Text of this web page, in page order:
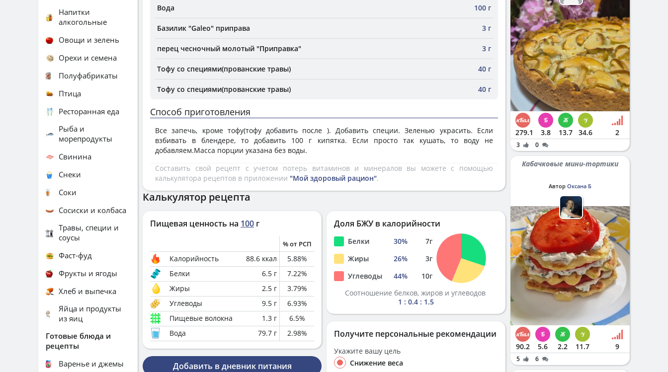
Вода 100 г
Базилик "Galeo" приправа 3 г
перец чесночный молотый "Приправка" 3 г
Тофу со специями(прованские травы) 40 г
Тофу со специями(прованские травы) 40 г
Способ приготовления
Все запечь, кроме тофу(тофу добавить после ). Добавить специи. Зеленью украсить. Если
взбивать в блендере, то добавить 100 г кипятка. Если просто так кушать, то воду не
добавляем.Масса порции указана без воды.
Составить свой рецепт с учетом потерь витаминов и минералов вы можете с помощью
калькулятора рецептов в приложении "Мой здоровый рацион".
Калькулятор рецепта
Пищевая ценность на 100 г
% от РСП
Калорийность 88.6 ккал 5.88%
Белки
6.5 г 7.22%
Жиры
2.5 г 3.79%
Углеводы
9.5 г 6.93%
Пищевые волокна
1.3 г 6.5%
Вода
79.7 г 2.98%
Добавить в дневник питания
Доля БЖУ в калорийности
Белки 30% 7г
Жиры
26% 3г
Углеводы
44% 10г
Соотношение белков, жиров и углеводов
1 : 0.4 : 1.5
Получите персональные рекомендации
Укажите вашу цель
Снижение веса
Напитки
алкогольные
Овощи и зелень
Орехи и семена
Полуфабрикаты
Птица
Ресторанная еда
Рыба и
морепродукты
Свинина
Снеки
Соки
Сосиски и колбаса
Травы, специи и
соусы
Фаст-фуд
Фрукты и ягоды
Хлеб и выпечка
Яйца и продукты
из яиц
Готовые блюда и
рецепты
Варенье и джемы
279.1 3.8 13.7 34.6 2
3 0
Кабачковые мини-тортики
Автор Оксана Б
90.2 5.6 2.2 11.7 9
5 6